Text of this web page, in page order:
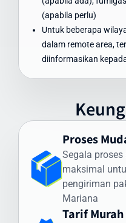
ke Kepulauan Mariana
keamanan.
Waktu Pengiriman
Mariana yang
Waktu pengiriman paket ke
waktu pengiriman yang
Pengiriman Standard
Pengiriman Ekonomis
Faktor yang memengaruhi
Proses pemeriksaan bea
(apabila perlu)
Untuk beberapa
dalam remote area,
diinformasikan
Proses
Segala
maksimal
pengiriman
Mariana
Tarif Murah